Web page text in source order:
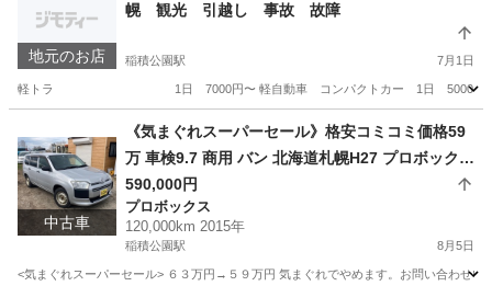
地元のお店
幌 観光 引越し 事故 故障
稲積公園駅 7月1日
軽トラ 1日 7000円〜 軽自動車 コンパクトカー 1日 5000円〜 ワン
稲積公園駅 その他 レンタカー
中古車
《気まぐれスーパーセール》格安コミコミ価格59
万 車検9.7 商用 バン 北海道札幌H27 プロボックス
バン4WD
590,000円
プロボックス
120,000km 2015年
稲積公園駅 8月5日
<気まぐれスーパーセール> ６３万円→５９万円 気まぐれでやめます。お問い合わせ